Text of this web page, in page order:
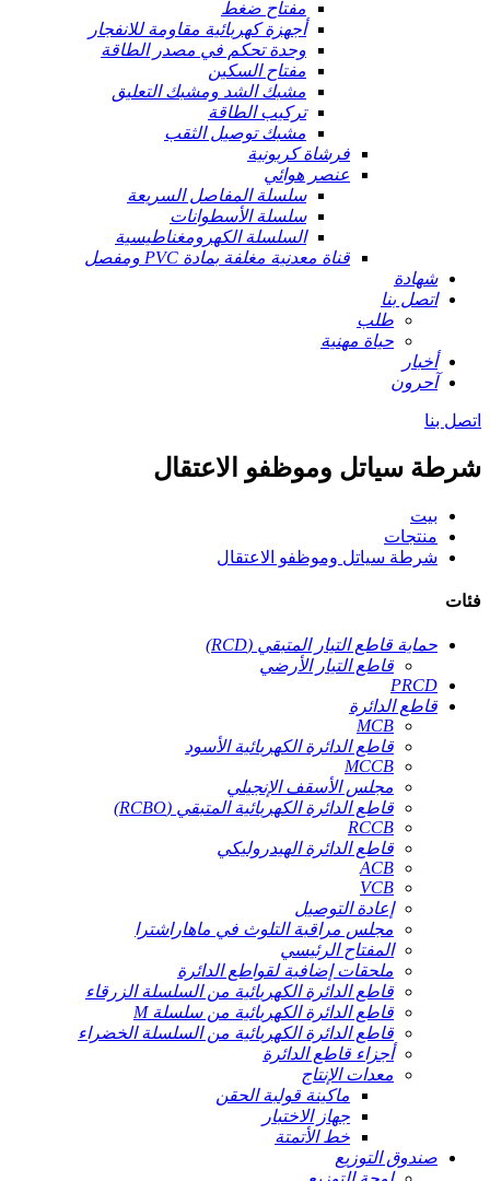
مفتاح ضغط
أجهزة كهربائية مقاومة للانفجار
وحدة تحكم في مصدر الطاقة
مفتاح السكين
مشبك الشد ومشبك التعليق
تركيب الطاقة
مشبك توصيل الثقب
فرشاة كربونية
عنصر هوائي
سلسلة المفاصل السريعة
سلسلة الأسطوانات
السلسلة الكهرومغناطيسية
قناة معدنية مغلفة بمادة PVC ومفصل
شهادة
اتصل بنا
طلب
حياة مهنية
أخبار
آحرون
اتصل بنا
شرطة سياتل وموظفو الاعتقال
بيت
منتجات
شرطة سياتل وموظفو الاعتقال
فئات
حماية قاطع التيار المتبقي (RCD)
قاطع التيار الأرضي
PRCD
قاطع الدائرة
MCB
قاطع الدائرة الكهربائية الأسود
MCCB
مجلس الأسقف الإنجيلي
قاطع الدائرة الكهربائية المتبقي (RCBO)
RCCB
قاطع الدائرة الهيدروليكي
ACB
VCB
إعادة التوصيل
مجلس مراقبة التلوث في ماهاراشترا
المفتاح الرئيسي
ملحقات إضافية لقواطع الدائرة
قاطع الدائرة الكهربائية من السلسلة الزرقاء
قاطع الدائرة الكهربائية من سلسلة M
قاطع الدائرة الكهربائية من السلسلة الخضراء
أجزاء قاطع الدائرة
معدات الإنتاج
ماكينة قولبة الحقن
جهاز الاختبار
خط الأتمتة
صندوق التوزيع